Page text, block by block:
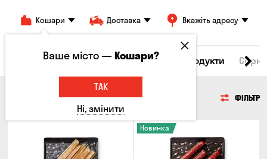
Кошари Доставка Вкажіть адресу
Всі товари М'ясо Риба Морепродукти
ФІЛЬТР
Новинка
Ваше місто —Кошари?
ТАК
Ні, змінити